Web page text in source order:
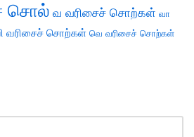
சொல் வ வரிசைச் சொற்கள் வா
வரிசைச் சொற்கள் வெ வரிசைச் சொற்கள்